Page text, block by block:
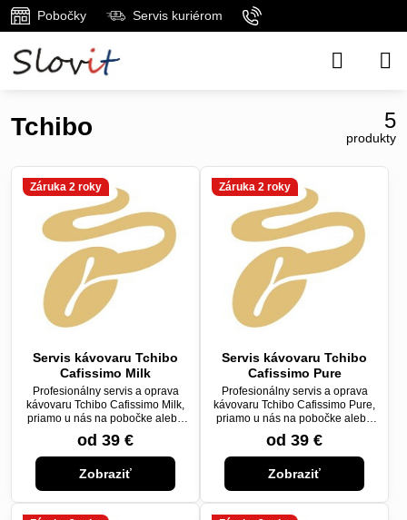
Pobočky Servis kuriérom
Tchibo 5
produkty
Záruka 2 roky
Servis kávovaru Tchibo
Cafissimo Milk
Profesionálny servis a oprava
kávovaru Tchibo Cafissimo Milk,
priamo u nás na pobočke alebo
cez kuriéra.
od 39 €
Zobraziť
Záruka 2 roky
Servis kávovaru Tchibo
Cafissimo Pure
Profesionálny servis a oprava
kávovaru Tchibo Cafissimo Pure,
priamo u nás na pobočke alebo
cez kuriéra.
od 39 €
Zobraziť